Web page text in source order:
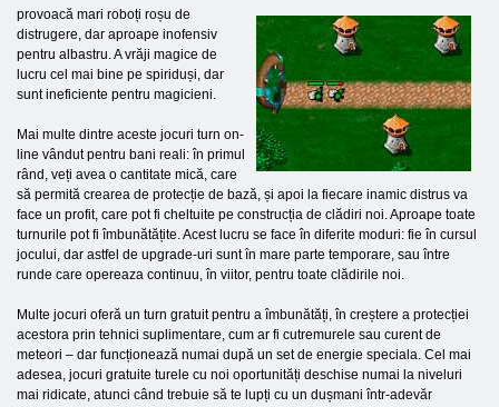
provoacă mari roboți roșu de
distrugere, dar aproape inofensiv
pentru albastru. A vrăji magice de
lucru cel mai bine pe spiriduși, dar
sunt ineficiente pentru magicieni.
Mai multe dintre aceste jocuri turn on-
line vândut pentru bani reali: în primul
rând, veți avea o cantitate mică, care
să permită crearea de protecție de bază, și apoi la fiecare inamic distrus va
face un profit, care pot fi cheltuite pe construcția de clădiri noi. Aproape toate
turnurile pot fi îmbunătățite. Acest lucru se face în diferite moduri: fie în cursul
jocului, dar astfel de upgrade-uri sunt în mare parte temporare, sau între
runde care opereaza continuu, în viitor, pentru toate clădirile noi.
Multe jocuri oferă un turn gratuit pentru a îmbunătăți, în creștere a protecției
acestora prin tehnici suplimentare, cum ar fi cutremurele sau curent de
meteori – dar funcționează numai după un set de energie speciala. Cel mai
adesea, jocuri gratuite turele cu noi oportunități deschise numai la niveluri
mai ridicate, atunci când trebuie să te lupți cu un dușmani într-adevăr